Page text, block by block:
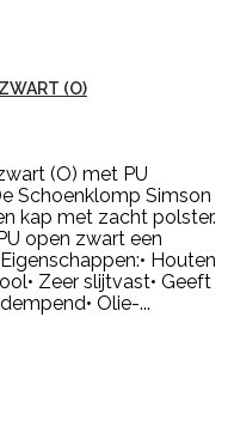
(O)
(O) met PU
Schoenklomp Simson
kap met zacht polster.
open zwart een
Houten
Zeer slijtvast• Geeft
Olie-...